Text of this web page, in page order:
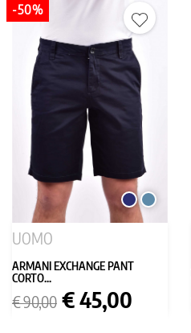
BLU
SCURO
AVIO
UOMO
ARMANI EXCHANGE PANT
CORTO...
Prezzo
base
€ 90,00 Prezzo
€ 45,00
-50%